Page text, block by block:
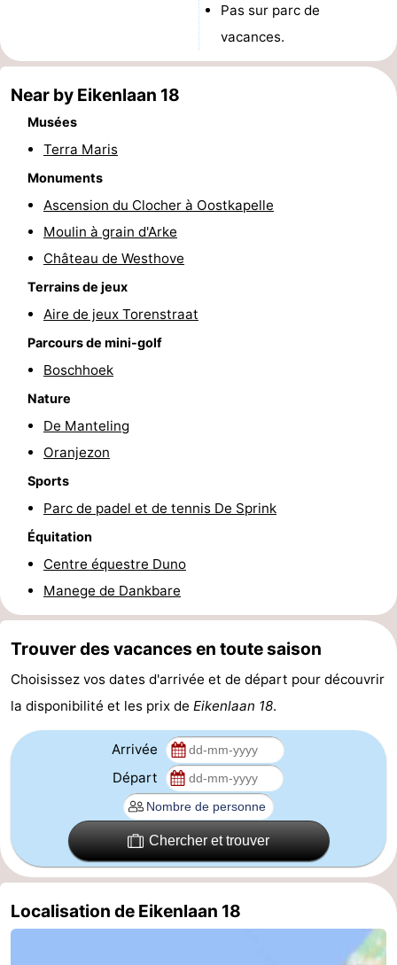
Manèges
-
Terrains
golf
-
Peche
Sportive
Equitation
Conduite
l'anneau
Boire
manger
Événements
Pratiques
Forum
Stationnement
Médicales
Région
Zeeland
Schouwen-
Duiveland
-
Brouwershaven
-
Bruinisse
-
Oosterschelde
Burgh
Haamstede
Nature
Walcheren
Pas sur parc de
vacances.
Near by Eikenlaan 18
Musées
Terra Maris
Monuments
Ascension du Clocher à Oostkapelle
Moulin à grain d'Arke
Château de Westhove
Terrains de jeux
Aire de jeux Torenstraat
Parcours de mini-golf
Boschhoek
Nature
De Manteling
Oranjezon
Sports
Parc de padel et de tennis De Sprink
Équitation
Centre équestre Duno
Manege de Dankbare
Trouver des vacances en toute saison
Choisissez vos dates d'arrivée et de départ pour découvrir
la disponibilité et les prix de Eikenlaan 18.
Arrivée
Départ
Chercher et trouver
Localisation de Eikenlaan 18